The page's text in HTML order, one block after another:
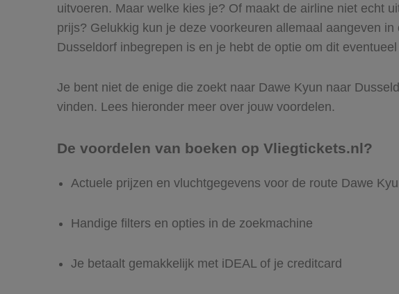
uitvoeren. Maar welke kies je? Of maakt de airline niet echt
prijs? Gelukkig kun je deze voorkeuren allemaal aangeven
Dusseldorf inbegrepen is en je hebt de optie om dit
Je bent niet de enige die zoekt naar Dawe Kyun naar
vinden. Lees hieronder meer over jouw voordelen.
De voordelen van boeken op Vliegtickets.nl?
Actuele prijzen en vluchtgegevens voor de route Dawe
Handige filters en opties in de zoekmachine
Je betaalt gemakkelijk met iDEAL of je creditcard